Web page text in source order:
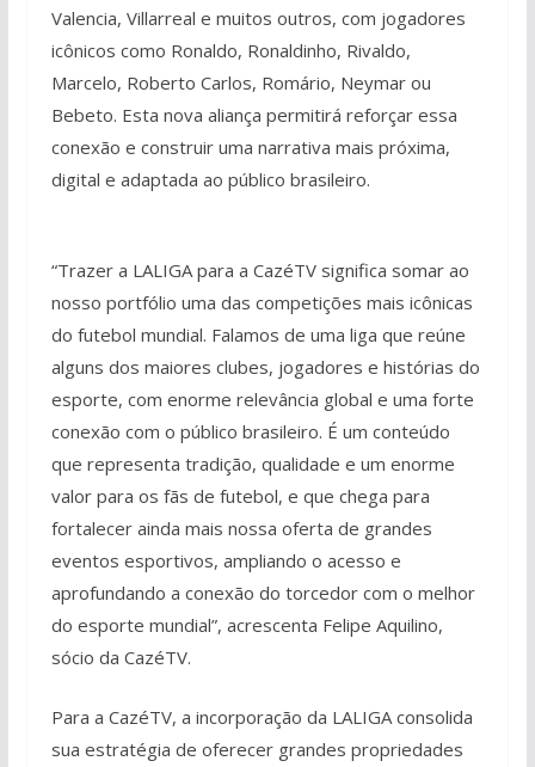
Valencia, Villarreal e muitos outros, com jogadores
icônicos como Ronaldo, Ronaldinho, Rivaldo,
Marcelo, Roberto Carlos, Romário, Neymar ou
Bebeto. Esta nova aliança permitirá reforçar essa
conexão e construir uma narrativa mais próxima,
digital e adaptada ao público brasileiro.
“Trazer a LALIGA para a CazéTV significa somar ao
nosso portfólio uma das competições mais icônicas
do futebol mundial. Falamos de uma liga que reúne
alguns dos maiores clubes, jogadores e histórias do
esporte, com enorme relevância global e uma forte
conexão com o público brasileiro. É um conteúdo
que representa tradição, qualidade e um enorme
valor para os fãs de futebol, e que chega para
fortalecer ainda mais nossa oferta de grandes
eventos esportivos, ampliando o acesso e
aprofundando a conexão do torcedor com o melhor
do esporte mundial”, acrescenta Felipe Aquilino,
sócio da CazéTV.
Para a CazéTV, a incorporação da LALIGA consolida
sua estratégia de oferecer grandes propriedades